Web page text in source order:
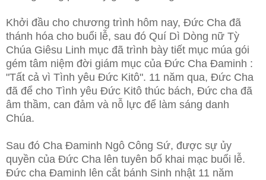
Khởi đầu cho chương trình hôm nay, Đức Cha đã
thánh hóa cho buổi lễ, sau đó Quí Dì Dòng nữ Tỳ
Chúa Giêsu Linh mục đã trình bày tiết mục múa gói
gém tâm niệm đời giám mục của Đức Cha Đaminh :
"Tất cả vì Tình yêu Đức Kitô". 11 năm qua, Đức Cha
đã để cho Tình yêu Đức Kitô thúc bách, Đức cha đã
âm thầm, can đảm và nỗ lực để làm sáng danh
Chúa.
Sau đó Cha Đaminh Ngô Công Sứ, được sự ủy
quyền của Đức Cha lên tuyên bố khai mạc buổi lễ.
Đức cha Đaminh lên cắt bánh Sinh nhật 11 năm